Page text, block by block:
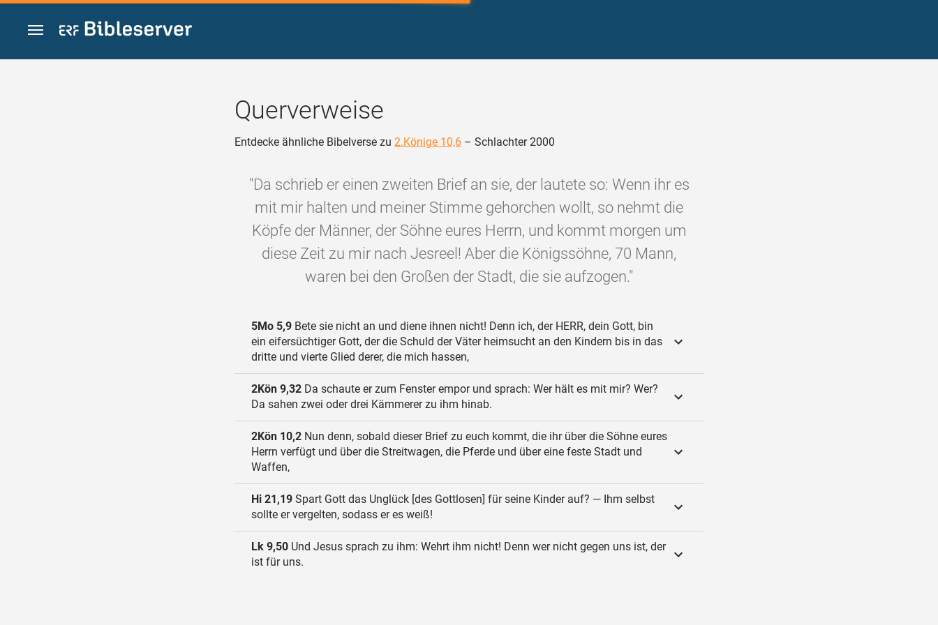
Zum Inhalt springen
Querverweise
Entdecke ähnliche Bibelverse zu 2.Könige 10,6 – Schlachter 2000
"Da schrieb er einen zweiten Brief an sie, der lautete so: Wenn ihr es
mit mir halten und meiner Stimme gehorchen wollt, so nehmt die
Köpfe der Männer, der Söhne eures Herrn, und kommt morgen um
diese Zeit zu mir nach Jesreel! Aber die Königssöhne, 70 Mann,
waren bei den Großen der Stadt, die sie aufzogen."
5Mo 5,9 Bete sie nicht an und diene ihnen nicht! Denn ich, der HERR, dein Gott, bin
ein eifersüchtiger Gott, der die Schuld der Väter heimsucht an den Kindern bis in das
dritte und vierte Glied derer, die mich hassen,
2Kön 9,32 Da schaute er zum Fenster empor und sprach: Wer hält es mit mir? Wer?
Da sahen zwei oder drei Kämmerer zu ihm hinab.
2Kön 10,2 Nun denn, sobald dieser Brief zu euch kommt, die ihr über die Söhne eures
Herrn verfügt und über die Streitwagen, die Pferde und über eine feste Stadt und
Waffen,
Hi 21,19 Spart Gott das Unglück [des Gottlosen] für seine Kinder auf? — Ihm selbst
sollte er vergelten, sodass er es weiß!
Lk 9,50 Und Jesus sprach zu ihm: Wehrt ihm nicht! Denn wer nicht gegen uns ist, der
ist für uns.